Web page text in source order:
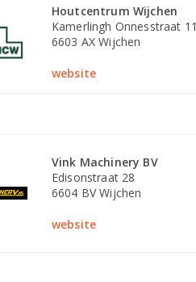
Houtcentrum Wijchen
Kamerlingh Onnesstraat 11
6603 AX Wijchen
website
Vink Machinery BV
Edisonstraat 28
6604 BV Wijchen
website